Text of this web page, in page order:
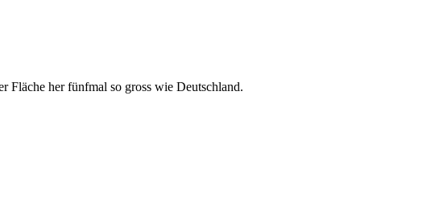
Fläche her fünfmal so gross wie Deutschland.